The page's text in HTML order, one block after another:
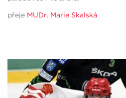
přeje MUDr. Marie Skalská